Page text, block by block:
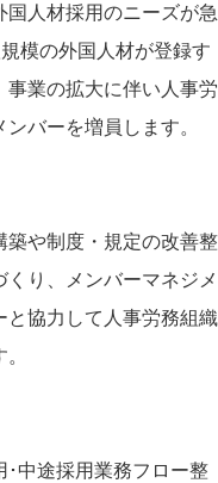
国人材採用のニーズが急
模の外国人材が登録す
事業の拡大に伴い人事労
バーを増員します。
築や制度・規定の改善整
り、メンバーマネジメ
と協力して人事労務組織
･中途採用業務フロー整